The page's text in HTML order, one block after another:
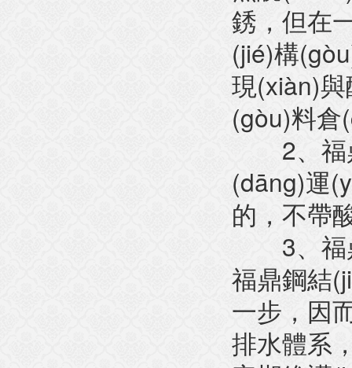
銹，但在
(jié)構
現(xiàn)與
(gòu)料倉
2、
(dāng)運
的，
3、
福鼎鋼結
一步
排水體系